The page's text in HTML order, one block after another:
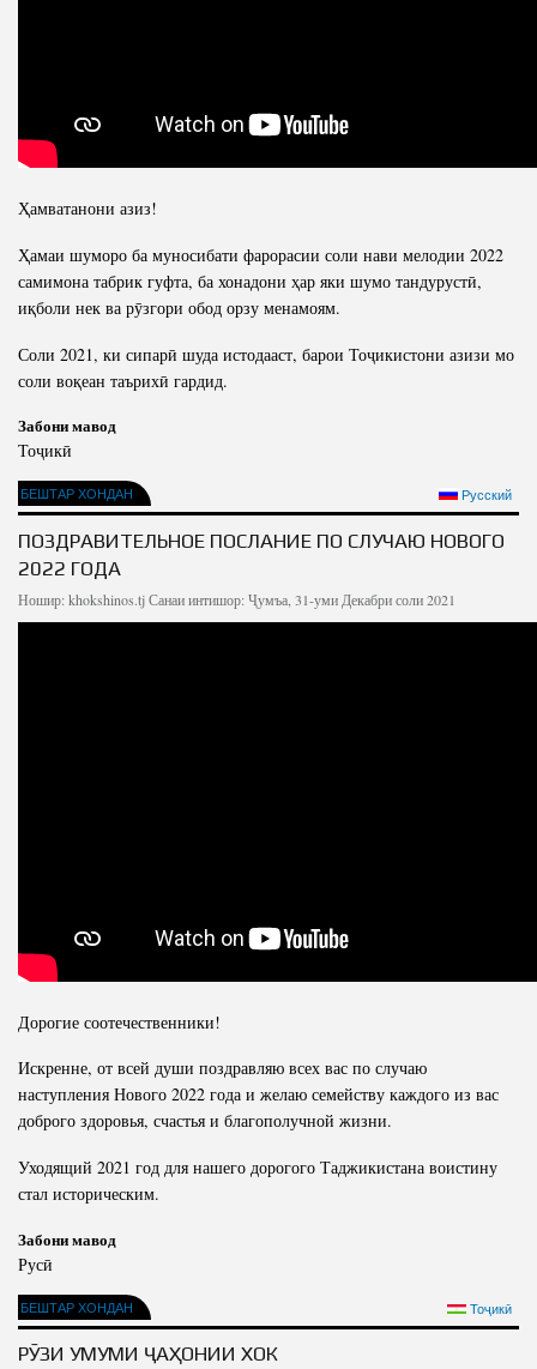
Мақолаҳо
Хадамоти матбуот
Ҳамватанони азиз!
Ҳамаи шуморо ба муносибати фарорасии соли нави мелодии 2022
самимона табрик гуфта, ба хонадони ҳар яки шумо тандурустӣ,
иқболи нек ва рӯзгори обод орзу менамоям.
Соли 2021, ки сипарӣ шуда истодааст, барои Тоҷикистони азизи мо
соли воқеан таърихӣ гардид.
Забони мавод
Тоҷикӣ
БЕШТАР ХОНДАН Русский
ПОЗДРАВИТЕЛЬНОЕ ПОСЛАНИЕ ПО СЛУЧАЮ НОВОГО
2022 ГОДА
Ношир: khokshinos.tjСанаи интишор: Ҷумъа, 31-уми Декабри соли 2021
Дорогие соотечественники!
Искренне, от всей души поздравляю всех вас по случаю
наступления Нового 2022 года и желаю семейству каждого из вас
доброго здоровья, счастья и благополучной жизни.
Уходящий 2021 год для нашего дорогого Таджикистана воистину
стал историческим.
Забони мавод
Русӣ
БЕШТАР ХОНДАН Тоҷикӣ
РӮЗИ УМУМИ ҶАҲОНИИ ХОК